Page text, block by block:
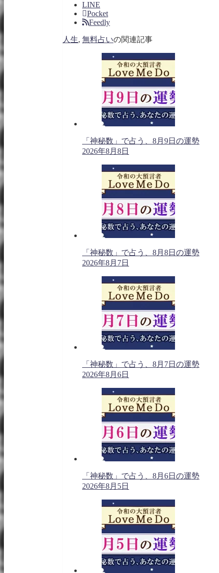
LINE
Pocket
Feedly
人生, 無料占いの関連記事
「神秘数」で占う、8月9日の運勢
2026年8月8日
「神秘数」で占う、8月8日の運勢
2026年8月7日
「神秘数」で占う、8月7日の運勢
2026年8月6日
「神秘数」で占う、8月6日の運勢
2026年8月5日